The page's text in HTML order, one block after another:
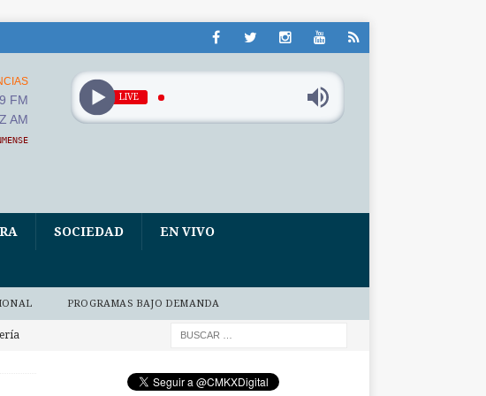
FM
AM
LIVE
SOCIEDAD EN VIVO
PROGRAMAS BAJO DEMANDA